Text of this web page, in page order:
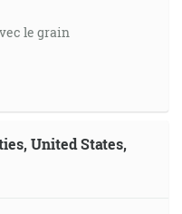
le grain
United States,